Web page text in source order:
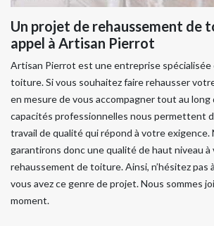
Un projet de rehaussement de
appel à Artisan Pierrot
Artisan Pierrot est une entreprise spécialisée
toiture. Si vous souhaitez faire rehausser
en mesure de vous accompagner tout au
capacités professionnelles nous permettent
travail de qualité qui répond à votre exigence.
garantirons donc une qualité de haut niveau
rehaussement de toiture. Ainsi, n’hésitez pas
vous avez ce genre de projet. Nous sommes
moment.